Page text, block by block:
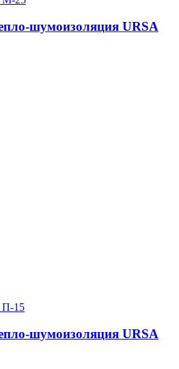
шумоизоляция URSA
шумоизоляция URSA